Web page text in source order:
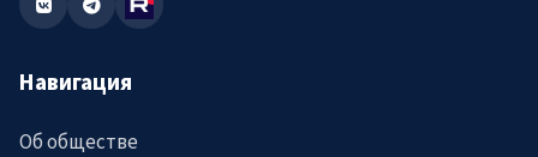
Навигация
Об обществе